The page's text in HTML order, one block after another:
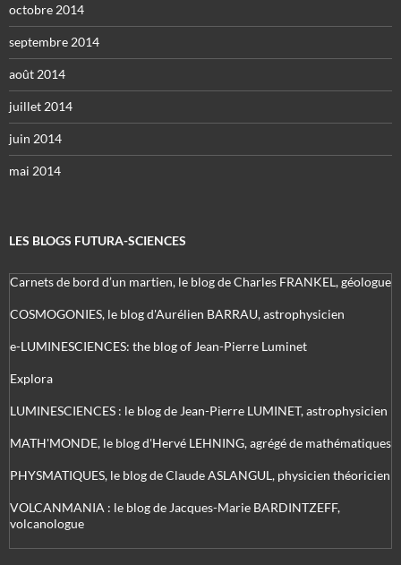
octobre 2014
septembre 2014
août 2014
juillet 2014
juin 2014
mai 2014
LES BLOGS FUTURA-SCIENCES
Carnets de bord d’un martien, le blog de Charles FRANKEL, géologue
COSMOGONIES, le blog d'Aurélien BARRAU, astrophysicien
e-LUMINESCIENCES: the blog of Jean-Pierre Luminet
Explora
LUMINESCIENCES : le blog de Jean-Pierre LUMINET, astrophysicien
MATH'MONDE, le blog d'Hervé LEHNING, agrégé de mathématiques
PHYSMATIQUES, le blog de Claude ASLANGUL, physicien théoricien
VOLCANMANIA : le blog de Jacques-Marie BARDINTZEFF,
volcanologue